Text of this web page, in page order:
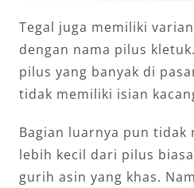
Tegal juga memiliki
dengan nama pilus
pilus yang banyak di
tidak memiliki isian
Bagian luarnya pun tidak
lebih kecil dari pilus
gurih asin yang khas.